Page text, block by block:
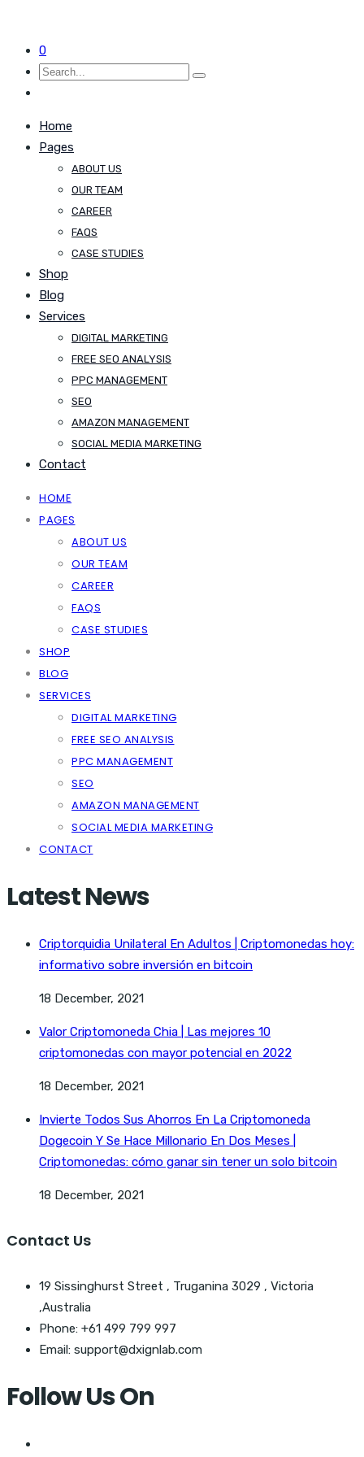
0
Home
Pages
ABOUT US
OUR TEAM
CAREER
FAQS
CASE STUDIES
Shop
Blog
Services
DIGITAL MARKETING
FREE SEO ANALYSIS
PPC MANAGEMENT
SEO
AMAZON MANAGEMENT
SOCIAL MEDIA MARKETING
Contact
HOME
PAGES
ABOUT US
OUR TEAM
CAREER
FAQS
CASE STUDIES
SHOP
BLOG
SERVICES
DIGITAL MARKETING
FREE SEO ANALYSIS
PPC MANAGEMENT
SEO
AMAZON MANAGEMENT
SOCIAL MEDIA MARKETING
CONTACT
Latest News
Criptorquidia Unilateral En Adultos | Criptomonedas hoy:
informativo sobre inversión en bitcoin
18 December, 2021
Valor Criptomoneda Chia | Las mejores 10
criptomonedas con mayor potencial en 2022
18 December, 2021
Invierte Todos Sus Ahorros En La Criptomoneda
Dogecoin Y Se Hace Millonario En Dos Meses |
Criptomonedas: cómo ganar sin tener un solo bitcoin
18 December, 2021
Contact Us
19 Sissinghurst Street , Truganina 3029 , Victoria
,Australia
Phone: +61 499 799 997
Email: support@dxignlab.com
Follow Us On